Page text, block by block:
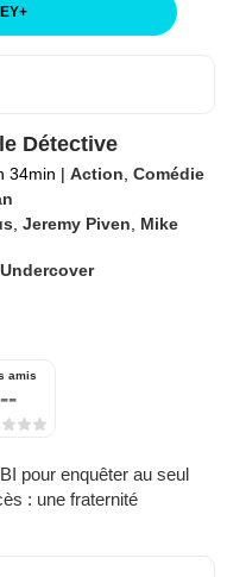
+
Détective
34min | Action,Comédie
,Jeremy Piven, Mike
amis
--
pour enquêter au seul
: une fraternité